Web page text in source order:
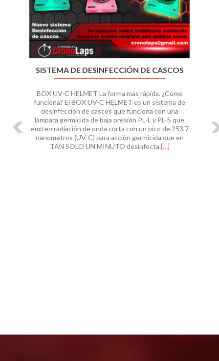
SISTEMA DE DESINFECCIÓN DE CASCOS
BOX UV-C HELMET La forma más rápida. ¿Cómo
funciona? El BOX UV-C HELMET es un sistema de
desinfección de cascos que funciona con una
lámpara germicida de baja presión PL-L y PL-S que
emiten radiación de onda corta con un pico de 253,7
nanometros (UV-C) para acción germicida que en
TAN SOLO UN MINUTO desinfecta Leer
[…]